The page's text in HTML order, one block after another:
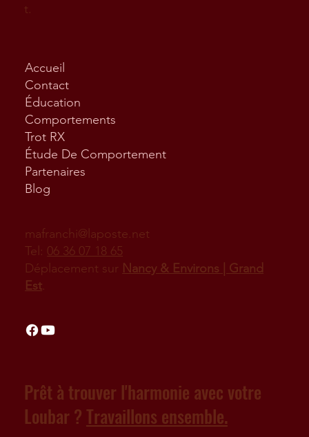
t.
Accueil
Contact
Éducation
Comportements
Trot RX
Étude De Comportement
Partenaires
Blog
mafranchi@laposte.net
Tel: 06 36 07 18 65
Déplacement sur Nancy & Environs | Grand
Est.
Prêt à trouver l'harmonie avec votre
Loubar ? Travaillons ensemble.